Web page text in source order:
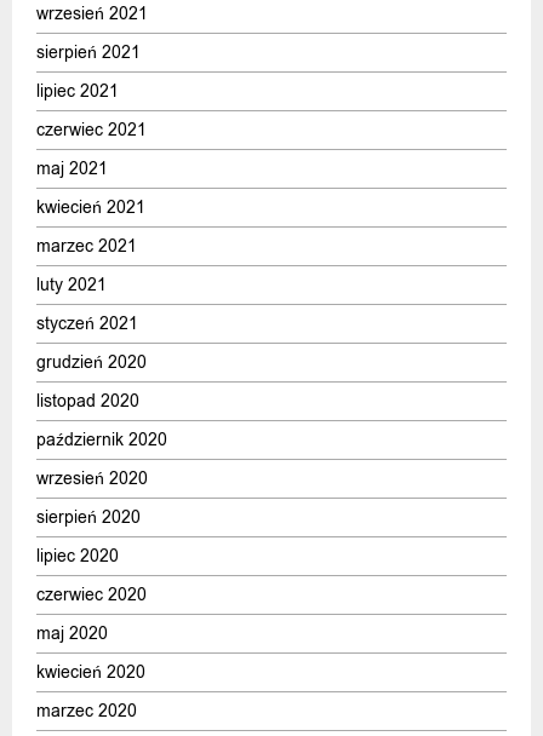
wrzesień 2021
sierpień 2021
lipiec 2021
czerwiec 2021
maj 2021
kwiecień 2021
marzec 2021
luty 2021
styczeń 2021
grudzień 2020
listopad 2020
październik 2020
wrzesień 2020
sierpień 2020
lipiec 2020
czerwiec 2020
maj 2020
kwiecień 2020
marzec 2020